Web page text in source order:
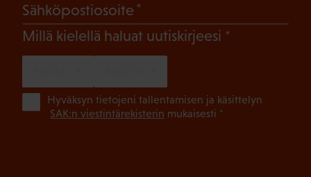
Sähköpostiosoite
Millä kielellä haluat uutiskirjeesi (Pakollinen)
Hyväksyn tietojeni tallentamisen ja käsittelyn
SAK:n viestintärekisterin mukaisesti *